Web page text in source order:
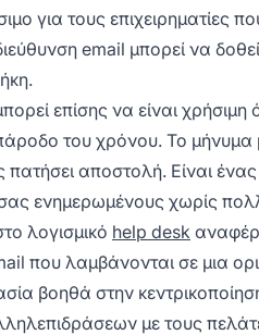
για τους
email μπορεί να
επίσης να είναι
του χρόνου. Το μήνυμα
αποστολή. Είναι
ενημερωμένους χωρίς
λογισμικό help desk
που λαμβάνονται σε μια
βοηθά στην
με τους